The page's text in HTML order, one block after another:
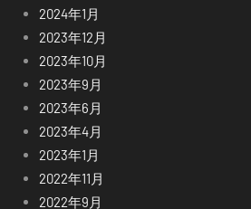
2024年1月
2023年12月
2023年10月
2023年9月
2023年6月
2023年4月
2023年1月
2022年11月
2022年9月